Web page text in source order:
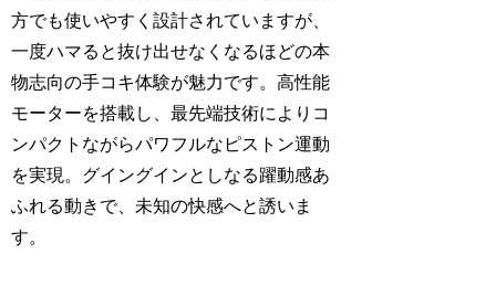
方でも使いやすく設計されていますが、
一度ハマると抜け出せなくなるほどの本
物志向の手コキ体験が魅力です。高性能
モーターを搭載し、最先端技術によりコ
ンパクトながらパワフルなピストン運動
を実現。グイングインとしなる躍動感あ
ふれる動きで、未知の快感へと誘いま
す。